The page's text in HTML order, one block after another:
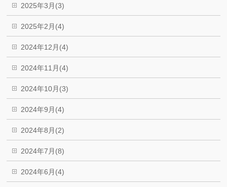
2025年3月(3)
2025年2月(4)
2024年12月(4)
2024年11月(4)
2024年10月(3)
2024年9月(4)
2024年8月(2)
2024年7月(8)
2024年6月(4)